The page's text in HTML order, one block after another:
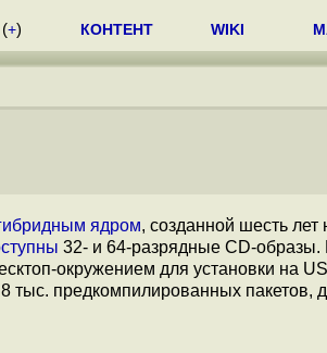
(+) КОНТЕНТ WIKI
ядром, созданной шесть лет
32- и 64-разрядные CD-образы.
окружением для установки на
предкомпилированных пакетов,